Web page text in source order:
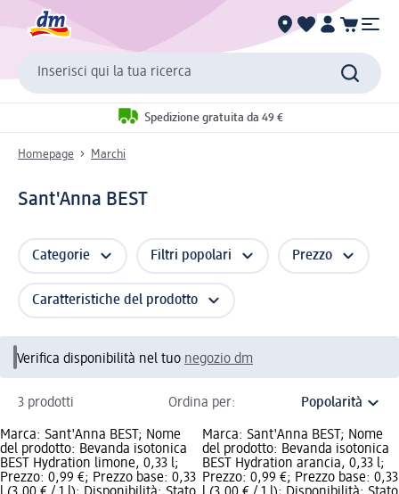
Inserisci qui la tua ricerca
Spedizione gratuita da 49 €
Homepage Marchi
Sant'Anna BEST
Categorie Filtri popolari Prezzo
Caratteristiche del prodotto
Verifica disponibilità nel tuo negozio dm
3 prodotti Ordina per:
Marca: Sant'Anna BEST; Nome
del prodotto: Bevanda isotonica
BEST Hydration limone, 0,33 l;
Prezzo: 0,99 €; Prezzo base: 0,33
Marca: Sant'Anna BEST; Nome
del prodotto: Bevanda isotonica
BEST Hydration arancia, 0,33 l;
Prezzo: 0,99 €; Prezzo base: 0,33